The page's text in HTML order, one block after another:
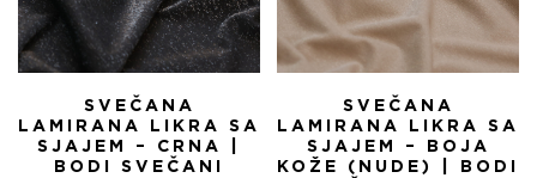
SVEČANA
LAMIRANA LIKRA SA
SJAJEM – CRNA |
BODI SVEČANI
SVEČANA
LAMIRANA LIKRA SA
SJAJEM – BOJA
KOŽE (NUDE) | BODI